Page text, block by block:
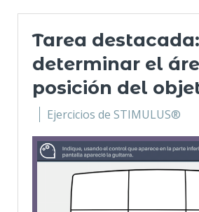
Tarea destacada:
determinar el
posición del
Ejercicios de STIMULUS®